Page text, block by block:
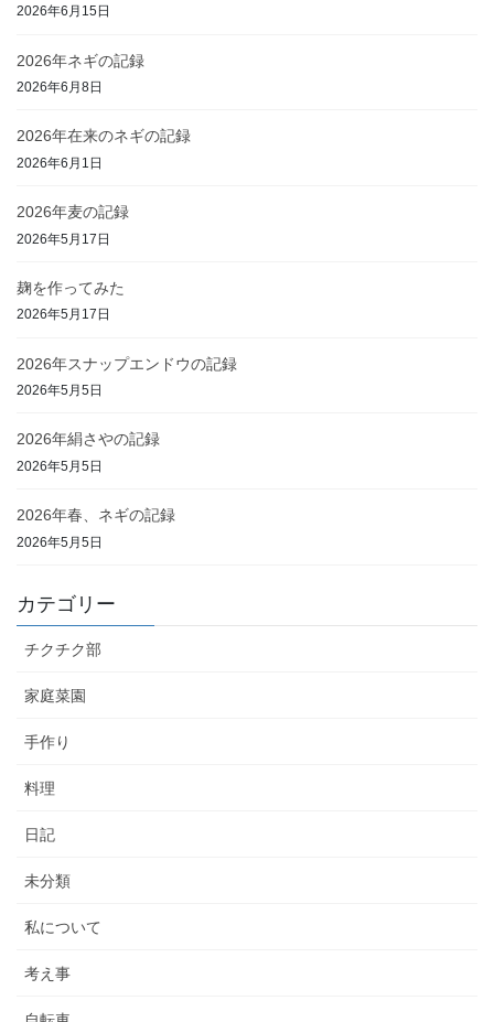
2026年6月15日
2026年ネギの記録
2026年6月8日
2026年在来のネギの記録
2026年6月1日
2026年麦の記録
2026年5月17日
麹を作ってみた
2026年5月17日
2026年スナップエンドウの記録
2026年5月5日
2026年絹さやの記録
2026年5月5日
2026年春、ネギの記録
2026年5月5日
カテゴリー
チクチク部
家庭菜園
手作り
料理
日記
未分類
私について
考え事